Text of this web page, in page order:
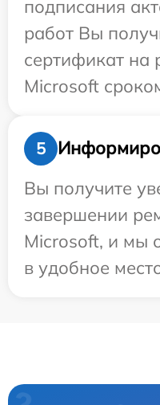
подписания
работ Вы
сертификат на
Microsoft
5
Вы получите
завершении
Microsoft, и мы
в удобное